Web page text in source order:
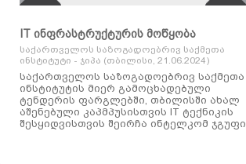
IT ინფრასტრუქტურის მოწყობა
საქართველოს საზოგადოებრივ საქმეთა
ინსტიტუტი - ჯიპა (თბილისი, 21.06.2024)
საქართველოს საზოგადოებრივ საქმეთა
ინსტიტუტის მიერ გამოცხადებული
ტენდერის ფარგლებში, თბილისში ახალ
აშენებული კაპმპუსისთვის IT ტექნიკის
შესყიდვისთვის შეირჩა ინტელკომ ჯგუფი.